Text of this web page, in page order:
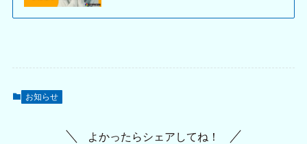
お知らせ
よかったらシェアしてね！